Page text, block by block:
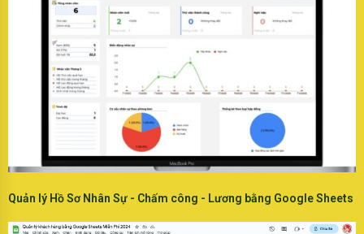
Quản lý Hồ Sơ Nhân Sự - Chấm công - Lương bằng Google Sheets